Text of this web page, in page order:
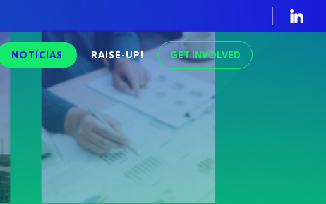
NOTÍCIAS RAISE-UP! GET INVOLVED